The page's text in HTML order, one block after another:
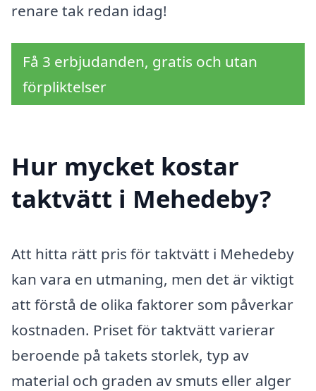
renare tak redan idag!
Få 3 erbjudanden, gratis och utan
förpliktelser
Hur mycket kostar
taktvätt i Mehedeby?
Att hitta rätt pris för taktvätt i Mehedeby
kan vara en utmaning, men det är viktigt
att förstå de olika faktorer som påverkar
kostnaden. Priset för taktvätt varierar
beroende på takets storlek, typ av
material och graden av smuts eller alger